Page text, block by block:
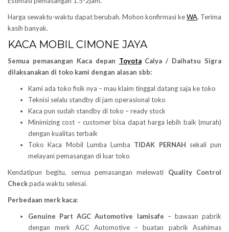
Harga sewaktu-waktu dapat berubah. Mohon konfirmasi keWA. Terima
kasih banyak.
KACA MOBIL CIMONE JAYA
Semua pemasangan Kaca depan ToyotaCalya / Daihatsu Sigra
dilaksanakan di toko kami dengan alasan sbb:
Kami ada toko fisik nya – mau klaim tinggal datang saja ke toko
Teknisi selalu standby di jam operasional toko
Kaca pun sudah standby di toko – ready stock
Minimizing cost – customer bisa dapat harga lebih baik (murah)
dengan kualitas terbaik
Toko Kaca Mobil Lumba Lumba TIDAK PERNAH sekali pun
melayani pemasangan di luar toko
Kendatipun begitu, semua pemasangan melewati Quality Control
Checkpada waktu selesai.
Perbedaan merk kaca:
Genuine Part AGC Automotive lamisafe – bawaan pabrik
dengan merk AGC Automotive – buatan pabrik Asahimas